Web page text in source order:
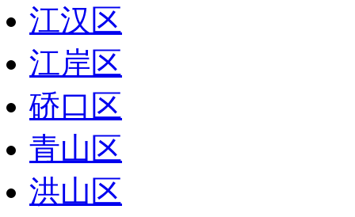
江汉区
江岸区
硚口区
青山区
洪山区